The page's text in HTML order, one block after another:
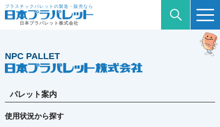
プラスチックパレットの製造・販売なら
日本プラパレット株式会社
NPC PALLET
パレット案内
使用状況から探す